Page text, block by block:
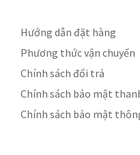
Hướng dẫn đặt hàng
Phương thức vận chuyển
Chính sách đổi trả
Chính sách bảo mật
Chính sách bảo mật